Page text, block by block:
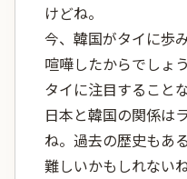
けどね。
今、韓国がタイに歩
喧嘩したからでしょ
タイに注目すること
日本と韓国の関係は
ね。過去の歴史もあ
難しいかもしれないね